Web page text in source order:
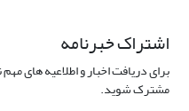
اشتراک خبرنامه
برای دریافت اخبار و اطلاعیه های
مشترک شوید.